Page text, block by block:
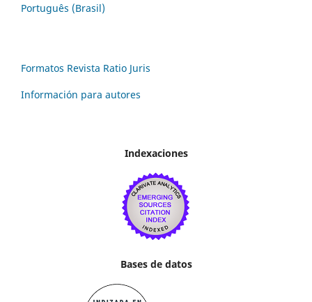
Português (Brasil)
Formatos Revista Ratio Juris
Información para autores
Indexaciones
Bases de datos